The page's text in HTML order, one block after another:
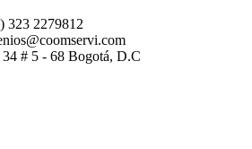
323 2279812
34 # 5 - 68 Bogotá, D.C